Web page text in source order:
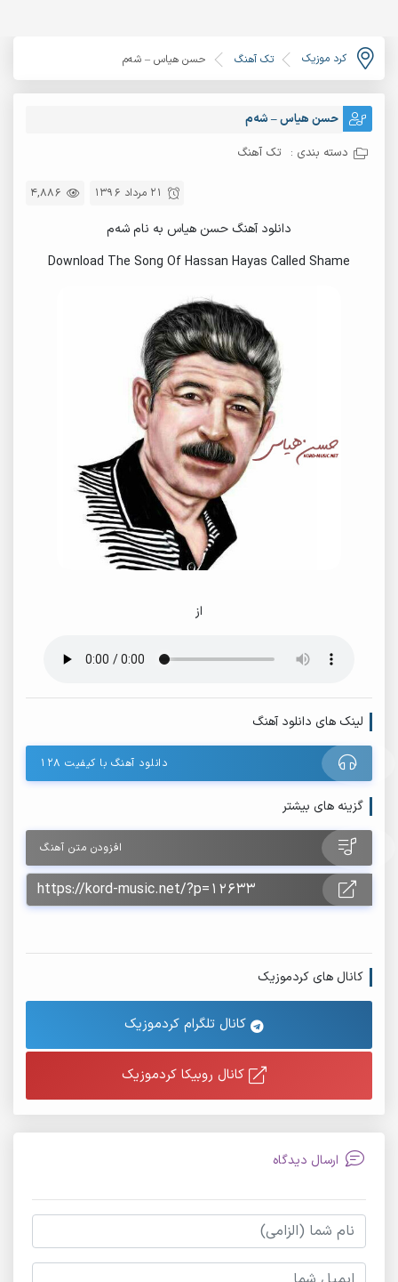
کرد موزیک تک آهنگ حسن هیاس – شەم
حسن هیاس – شەم
دسته بندی : تک آهنگ
4,886 21 مرداد 1396
دانلود آهنگ حسن هیاس به نام شەم
Download The Song Of Hassan Hayas Called Shame
از
لینک های دانلود آهنگ
دانلود آهنگ با کیفیت ۱۲۸
گزینه های بیشتر
افزودن متن آهنگ
کانال های کردموزیک
کانال تلگرام کردموزیک
کانال روبیکا کردموزیک
ارسال دیدگاه